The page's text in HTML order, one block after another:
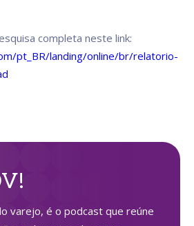
completa neste link:
pt_BR/landing/online/br/relatorio-
varejo, é o podcast que reúne